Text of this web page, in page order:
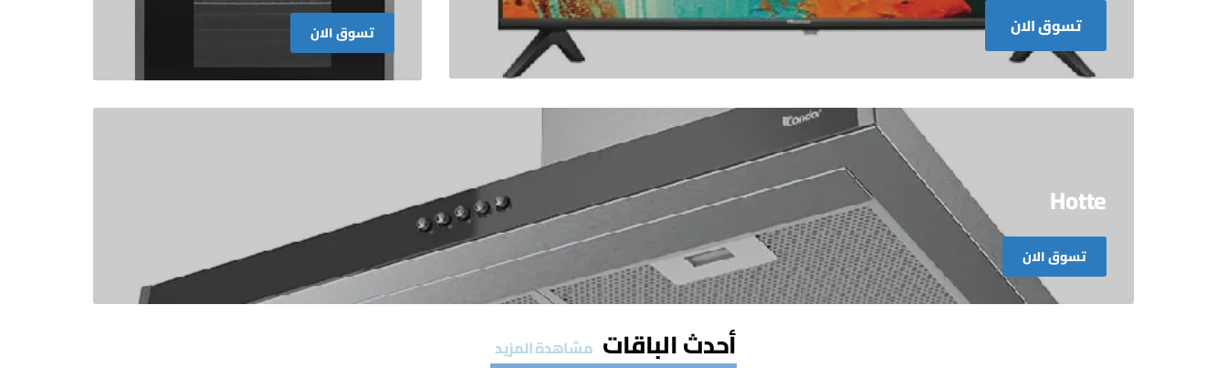
تسوق الان تسوق الان
Hotte
تسوق الان
أحدث الباقات مشاهدة المزيد